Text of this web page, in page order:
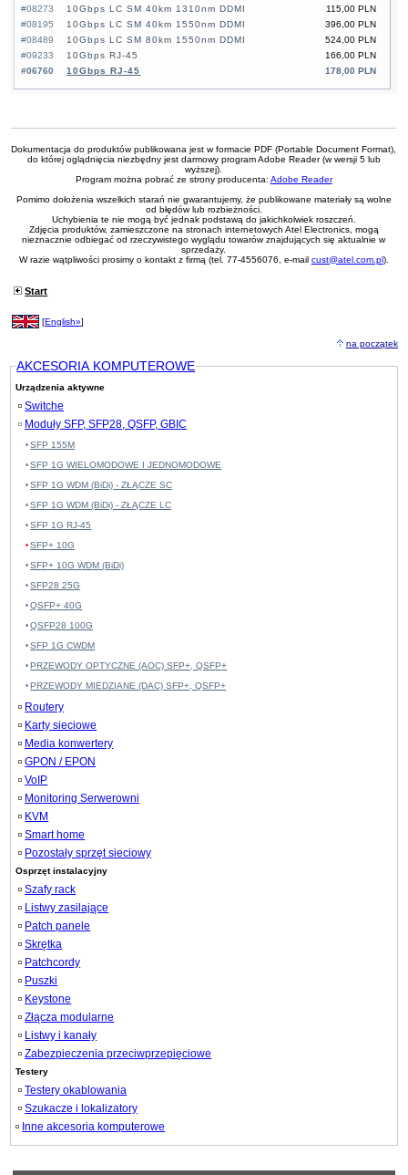
#08273
115,00 PLN
10Gbps LC SM 40km 1310nm DDMI
#08195
396,00 PLN
10Gbps LC SM 40km 1550nm DDMI
#08489
524,00 PLN
10Gbps LC SM 80km 1550nm DDMI
#09233
166,00 PLN
10Gbps RJ-45
#06760
178,00 PLN
10Gbps RJ-45
Dokumentacja do produktów publikowana jest w formacie PDF (Portable Document Format),
do której oglądnięcia niezbędny jest darmowy program Adobe Reader (w wersji 5 lub
wyższej).
Program można pobrać ze strony producenta: Adobe Reader
Pomimo dołożenia wszelkich starań nie gwarantujemy, że publikowane materiały są wolne
od błędów lub rozbieżności.
Uchybienia te nie mogą być jednak podstawą do jakichkolwiek roszczeń.
Zdjęcia produktów, zamieszczone na stronach internetowych Atel Electronics, mogą
nieznacznie odbiegać od rzeczywistego wyglądu towarów znajdujących się aktualnie w
sprzedaży.
W razie wątpliwości prosimy o kontakt z firmą (tel. 77-4556076, e-mail cust@atel.com.pl).
Start
[English»]
na początek
AKCESORIA KOMPUTEROWE
Urządzenia aktywne
Switche
Moduły SFP, SFP28, QSFP, GBIC
SFP 155M
SFP 1G WIELOMODOWE I JEDNOMODOWE
SFP 1G WDM (BiDi) - ZŁĄCZE SC
SFP 1G WDM (BiDi) - ZŁĄCZE LC
SFP 1G RJ-45
SFP+ 10G
SFP+ 10G WDM (BiDi)
SFP28 25G
QSFP+ 40G
QSFP28 100G
SFP 1G CWDM
PRZEWODY OPTYCZNE (AOC) SFP+, QSFP+
PRZEWODY MIEDZIANE (DAC) SFP+, QSFP+
Routery
Karty sieciowe
Media konwertery
GPON / EPON
VoIP
Monitoring Serwerowni
KVM
Smart home
Pozostały sprzęt sieciowy
Osprzęt instalacyjny
Szafy rack
Listwy zasilające
Patch panele
Skrętka
Patchcordy
Puszki
Keystone
Złącza modularne
Listwy i kanały
Zabezpieczenia przeciwprzepięciowe
Testery
Testery okablowania
Szukacze i lokalizatory
Inne akcesoria komputerowe